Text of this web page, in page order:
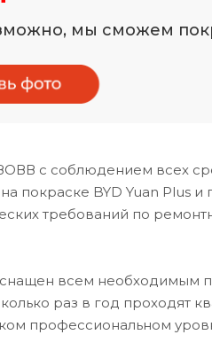
мы сможем
с соблюдением всех
покраске BYD Yuan Plus и
требований по
всем необходимым
раз в год проходят
профессиональном